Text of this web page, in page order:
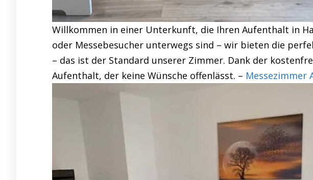
Willkommen in einer Unterkunft, die Ihren Aufenthalt in
oder Messebesucher unterwegs sind – wir bieten die
– das ist der Standard unserer Zimmer. Dank der
Aufenthalt, der keine Wünsche offenlässt. – Messezimmer